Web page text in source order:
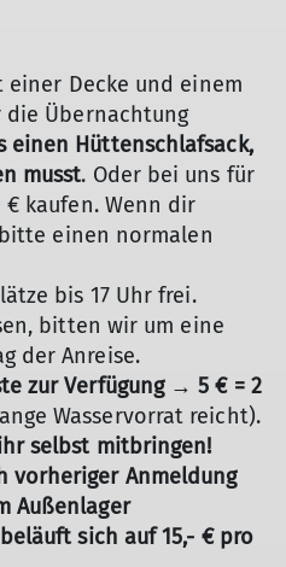
Decke und einem
die Übernachtung
einen Hüttenschlafsack,
musst. Oder bei uns für
kaufen. Wenn dir
einen normalen
bis 17 Uhr frei.
bitten wir um eine
der Anreise.
zur Verfügung → 5 € = 2
Wasservorrat reicht).
selbst mitbringen!
vorheriger Anmeldung
Außenlager
sich auf 15,- € pro